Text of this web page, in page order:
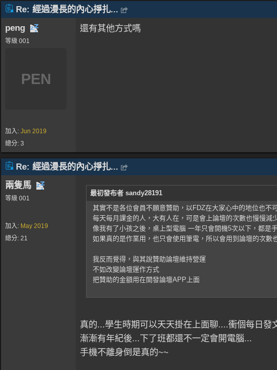
Re: 經過漫長的內心掙扎...
peng
等級 001
PEN
加入: Jun 2019
總分: 3
還有其他方式嗎
Re: 經過漫長的內心掙扎...
兩隻馬
等級 001
加入: May 2019
總分: 21
最初發布者 sandy28191
其實不是各位會員不願意贊助，以FDZ在大家心中的地位也不
每天每月課金的人，大有人在，可是會上論壇的次數也慢慢減
像我有了小孩之後，桌上型電腦 一年只會開機5次以下，都是
如果真的是作業用，也只會使用筆電，所以會用到論壇的次數
我反而覺得，與其說贊助論壇維持營運
不如改變論壇運作方式
把贊助的金額用在開發論壇APP上面
真的...學生時期可以天天掛在上面聊....衝個每日發
漸漸有年紀後...下了班都還不一定會開電腦...
手機不離身倒是真的~~